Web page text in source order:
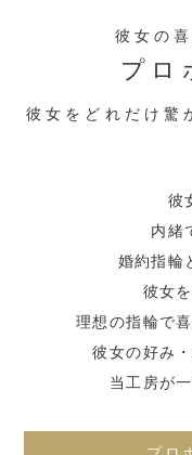
彼女の
プロ
彼女をどれだけ驚
彼
内緒
婚約指輪
彼女
理想の指輪で
彼女の好み
当工房が